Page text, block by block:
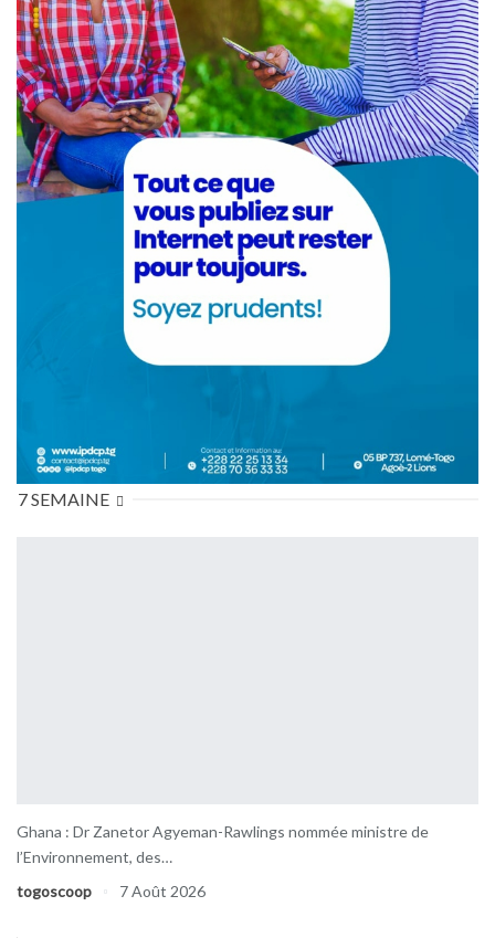
7 SEMAINE
Ghana : Dr Zanetor Agyeman-Rawlings nommée ministre de
l’Environnement, des…
togoscoop
7 Août 2026